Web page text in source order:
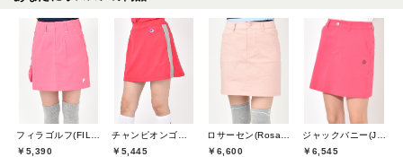
￥5,390
￥5,445
￥6,600
￥6,545